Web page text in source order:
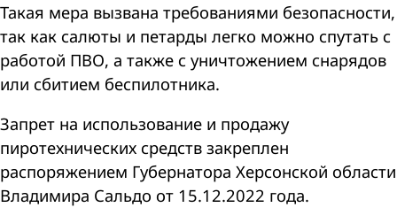
Такая мера вызвана требованиями безопасности,
так как салюты и петарды легко можно спутать с
работой ПВО, а также с уничтожением снарядов
или сбитием беспилотника.
Запрет на использование и продажу
пиротехнических средств закреплен
распоряжением Губернатора Херсонской области
Владимира Сальдо от 15.12.2022 года.